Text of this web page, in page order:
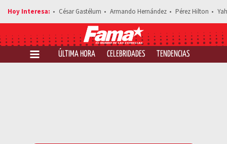
César Gastélum Armando Hernández Pérez Hilton
ÚLTIMA HORA CELEBRIDADES TENDENCIAS